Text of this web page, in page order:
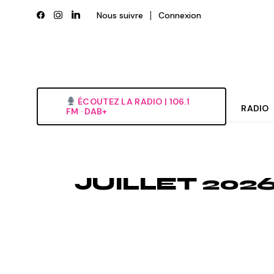
Nous suivre Connexion
ÉCOUTEZ LA RADIO‎ | ‎106.1
FM · DAB+
RADIO
JUILLET